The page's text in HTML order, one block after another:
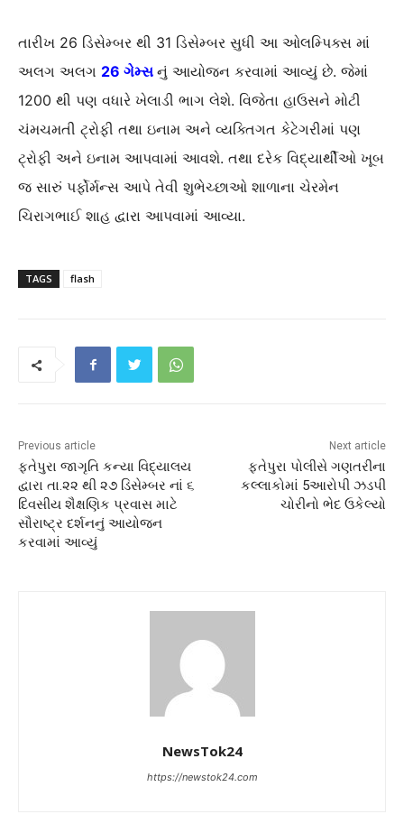
તારીખ 26 ડિસેમ્બર થી 31 ડિસેમ્બર સુધી આ ઓલમ્પિક્સ માં
અલગ અલગ 26 ગેમ્સ નું આયોજન કરવામાં આવ્યું છે. જેમાં
1200 થી પણ વધારે ખેલાડી ભાગ લેશે. વિજેતા હાઉસને મોટી
ચંમચમતી ટ્રોફી તથા ઇનામ અને વ્યક્તિગત કેટેગરીમાં પણ
ટ્રોફી અને ઇનામ આપવામાં આવશે. તથા દરેક વિદ્યાર્થીઓ ખૂબ
જ સારું પર્ફોર્મન્સ આપે તેવી શુભેચ્છાઓ શાળાના ચેરમેન
ચિરાગભાઈ શાહ દ્વારા આપવામાં આવ્યા.
TAGS flash
Previous article
ફતેપુરા જાગૃતિ કન્યા વિદ્યાલય
દ્વારા તા.૨૨ થી ૨૭ ડિસેમ્બર નાં ૬
દિવસીય શૈક્ષણિક પ્રવાસ માટે
સૌરાષ્ટ્ર દર્શનનું આયોજન
કરવામાં આવ્યું
Next article
ફતેપુરા પોલીસે ગણતરીના
કલ્લાકોમાં 5આરોપી ઝડપી
ચોરીનો ભેદ ઉકેલ્યો
NewsTok24
https://newstok24.com